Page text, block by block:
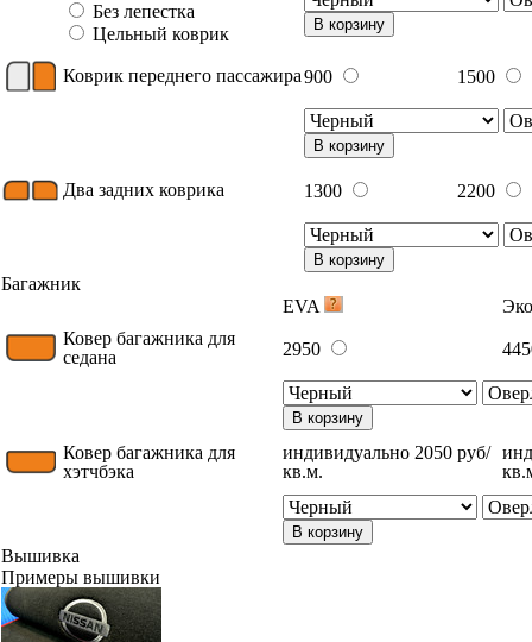
Без лепестка
Цельный коврик
В корзину
Коврик переднего пассажира900 1500
В корзину
Два задних коврика 1300 2200
В корзину
Багажник
EVA
Ковер багажника для
седана
2950
В корзину
Ковер багажника для
хэтчбэка
индивидуально 2050 руб/
кв.м.
В корзину
Вышивка
Примеры вышивки